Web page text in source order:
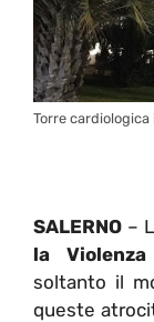
Torre
SALERNO –
la
soltanto il
queste